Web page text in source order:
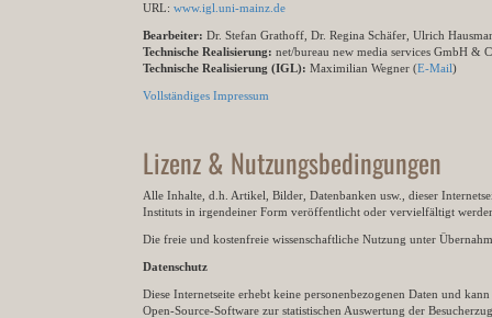
URL: www.igl.uni-mainz.de
Bearbeiter: Dr. Stefan Grathoff, Dr. Regina Schäfer, Ulrich
Technische Realisierung: net/bureau new media services GmbH &
Technische Realisierung (IGL): Maximilian Wegner (E-Mail)
Vollständiges Impressum
Lizenz & Nutzungsbedingungen
Alle Inhalte, d.h. Artikel, Bilder, Datenbanken usw., dieser
Instituts in irgendeiner Form veröffentlicht oder vervielfältigt
Die freie und kostenfreie wissenschaftliche Nutzung unter
Datenschutz
Diese Internetseite erhebt keine personenbezogenen Daten und
Open-Source-Software zur statistischen Auswertung der